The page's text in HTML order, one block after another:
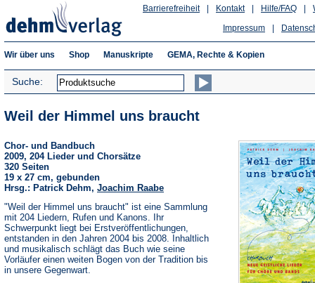
Hilfe/FAQ
Kontakt
Barrierefreiheit
Impressum
Wir über uns Shop Manuskripte GEMA, Rechte & Kopien
Suche:
Weil der Himmel uns braucht
Chor- und Bandbuch
2009, 204 Lieder und Chorsätze
320 Seiten
19 x 27 cm, gebunden
Hrsg.: Patrick Dehm, Joachim Raabe
"Weil der Himmel uns braucht" ist eine Sammlung
mit 204 Liedern, Rufen und Kanons. Ihr
Schwerpunkt liegt bei Erstveröffentlichungen,
entstanden in den Jahren 2004 bis 2008. Inhaltlich
und musikalisch schlägt das Buch wie seine
Vorläufer einen weiten Bogen von der Tradition bis
in unsere Gegenwart.